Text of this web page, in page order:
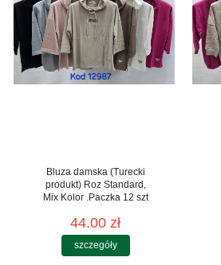
Bluza damska (Turecki
produkt) Roz Standard,
Mix Kolor .Paczka 12 szt
44.00 zł
szczegóły